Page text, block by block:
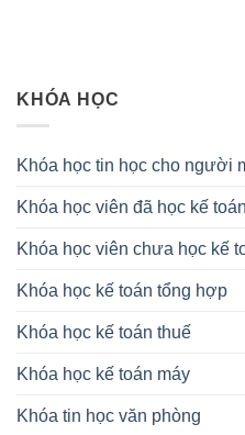
KHÓA HỌC
Khóa học tin học cho người
Khóa học viên đã học kế toán
Khóa học viên chưa học kế
Khóa học kế toán tổng hợp
Khóa học kế toán thuế
Khóa học kế toán máy
Khóa tin học văn phòng